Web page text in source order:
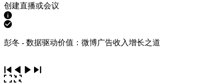
创建直播或会议
彭冬 - 数据驱动价值：微博广告收入增长之道